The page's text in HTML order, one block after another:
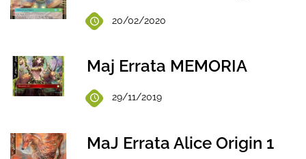
20/02/2020
Maj Errata MEMORIA
29/11/2019
MaJ Errata Alice Origin 1